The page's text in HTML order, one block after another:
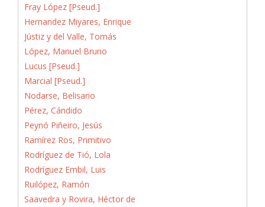
Fray López [Pseud.]
Hernandez Miyares, Enrique
Jústiz y del Valle, Tomás
López, Manuel Bruno
Lucus [Pseud.]
Marcial [Pseud.]
Nodarse, Belisario
Pérez, Cándido
Peynó Piñeiro, Jesús
Ramírez Ros, Primitivo
Rodríguez de Tió, Lola
Rodríguez Embil, Luis
Ruilópez, Ramón
Saavedra y Rovira, Héctor de